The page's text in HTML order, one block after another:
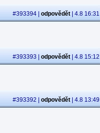
#393394 | odpovědět | 4.8 16:31
#393393 | odpovědět | 4.8 15:12
#393392 | odpovědět | 4.8 13:49